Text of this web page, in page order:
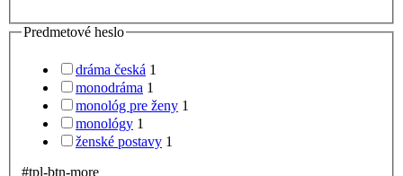
Predmetové heslo
dráma česká 1
monodráma 1
monológ pre ženy 1
monológy 1
ženské postavy 1
#tpl-btn-more